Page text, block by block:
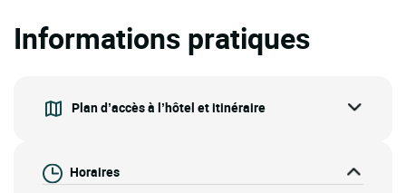
Informations pratiques
Plan d’accès à l’hôtel et itinéraire
Horaires